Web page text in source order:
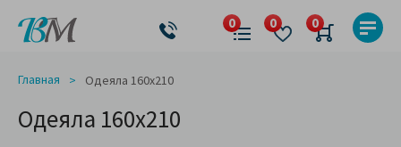
Главная Одеяла 160x210
Одеяла 160x210